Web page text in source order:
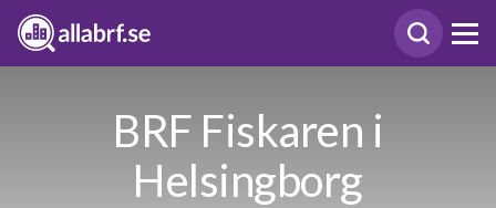
BRF Fiskaren i
Helsingborg